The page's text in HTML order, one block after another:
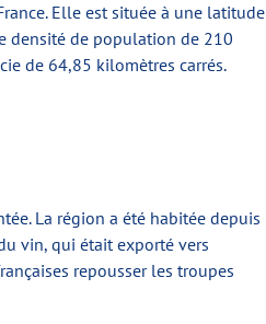
Elle est située à une latitude
densité de population de 210
de 64,85 kilomètres carrés.
La région a été habitée depuis
vin, qui était exporté vers
repousser les troupes